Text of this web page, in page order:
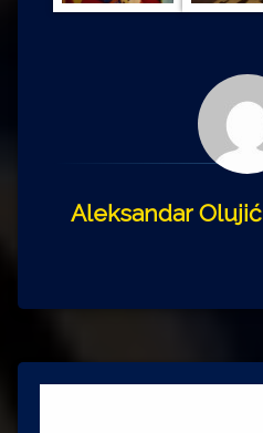
Aleksandar Olujić